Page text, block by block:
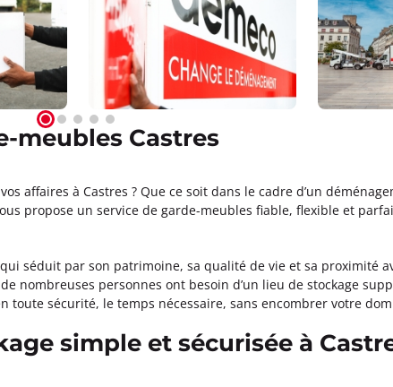
meubles Castres
affaires à Castres ? Que ce soit dans le cadre d’un
propose un service de garde-meubles fiable, flexible et
séduit par son patrimoine, sa qualité de vie et sa proximité
nombreuses personnes ont besoin d’un lieu de stockage
toute sécurité, le temps nécessaire, sans encombrer votre
simple et sécurisée à